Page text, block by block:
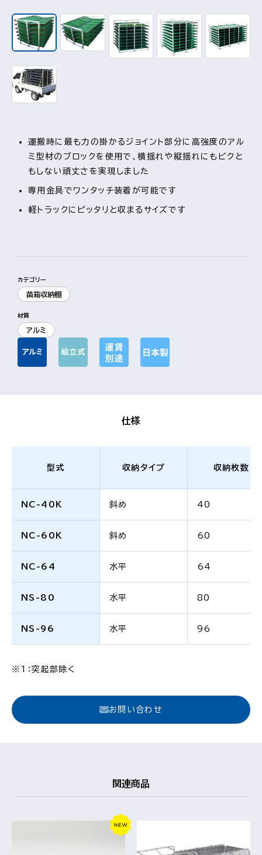
運搬時に最も力の掛かるジョイント部分に高強度のアル
ミ型材のブロックを使用で、横揺れや縦揺れにもビクと
もしない頑丈さを実現しました
専用金具でワンタッチ装着が可能です
軽トラックにピッタリと収まるサイズです
カテゴリー
苗箱収納棚
材質
アルミ
仕様
型式 収納タイプ 収納枚数
NC-40K 斜め 40
NC-60K 斜め 60
NC-64 水平 64
NS-80 水平 80
NS-96 水平 96
※1：突起部除く
お問い合わせ
関連商品